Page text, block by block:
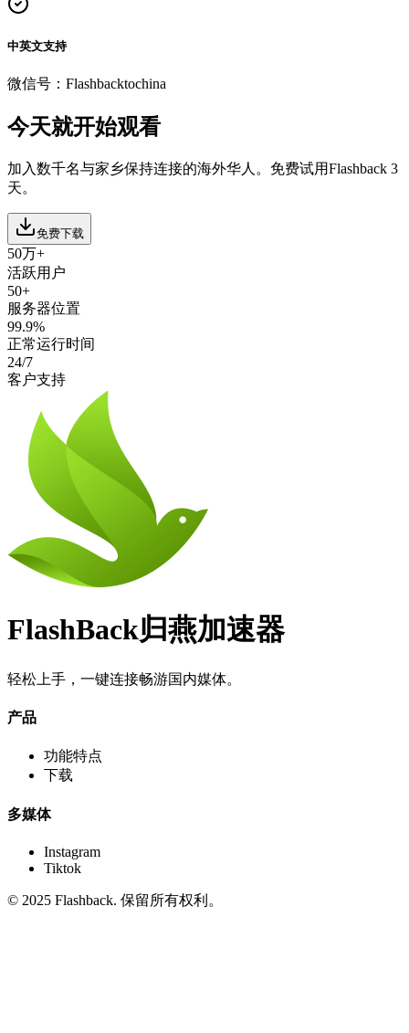
中英文支持
微信号： Flashbacktochina
今天就开始观看
加入数千名与家乡保持连接的海外华人。免费试用Flashback 3
天。
免费下载
50万+
活跃用户
50+
服务器位置
99.9%
正常运行时间
24/7
客户支持
FlashBack归燕加速器
轻松上手，一键连接畅游国内媒体。
产品
功能特点
下载
多媒体
Instagram
Tiktok
© 2025 Flashback. 保留所有权利。